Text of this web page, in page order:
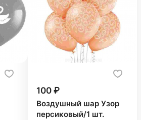
100 ₽
Воздушный шар Узор
персиковый/1 шт.